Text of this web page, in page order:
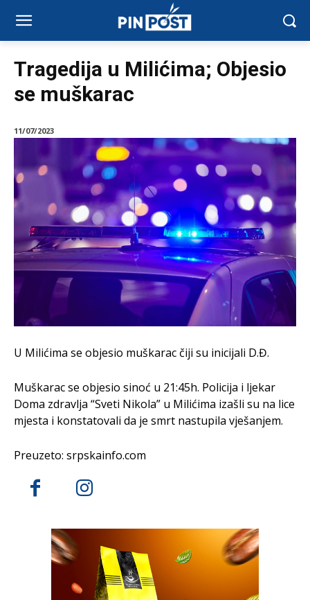
Tragedija u Milićima; Objesio
se muškarac
11/07/2023
U Milićima se objesio muškarac čiji su inicijali D.Đ.
Muškarac se objesio sinoć u 21:45h. Policija i ljekar
Doma zdravlja “Sveti Nikola” u Milićima izašli su na lice
mjesta i konstatovali da je smrt nastupila vješanjem.
Preuzeto: srpskainfo.com